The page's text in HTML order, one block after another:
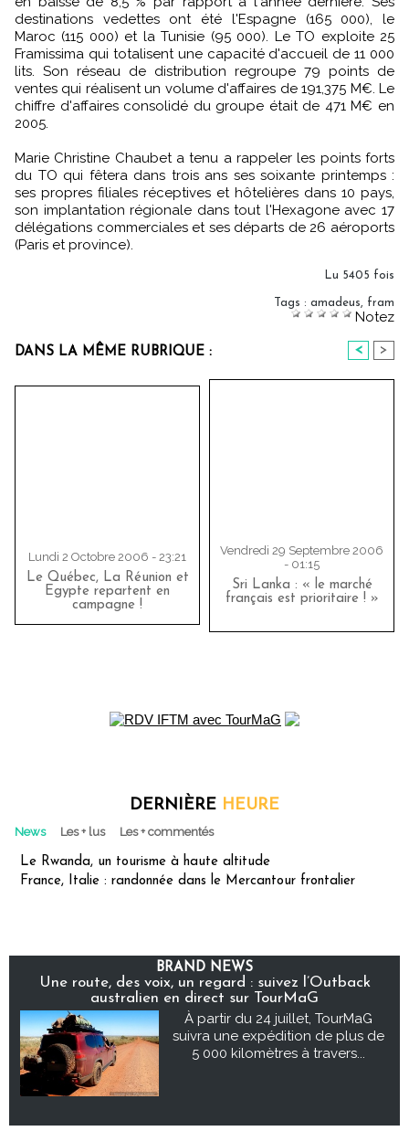
destinations vedettes ont été l'Espagne (165 000), le
Maroc (115 000) et la Tunisie (95 000). Le TO exploite 25
Framissima qui totalisent une capacité d'accueil de 11 000
lits. Son réseau de distribution regroupe 79 points de
ventes qui réalisent un volume d'affaires de 191,375 M€. Le
chiffre d'affaires consolidé du groupe était de 471 M€ en
2005.
Marie Christine Chaubet a tenu a rappeler les points forts
du TO qui fêtera dans trois ans ses soixante printemps :
ses propres filiales réceptives et hôtelières dans 10 pays,
son implantation régionale dans tout l'Hexagone avec 17
délégations commerciales et ses départs de 26 aéroports
(Paris et province).
Lu 5405 fois
Tags : amadeus, fram
Notez
DANS LA MÊME RUBRIQUE : < >
Lundi 2 Octobre 2006 - 23:21
Le Québec, La Réunion et
Egypte repartent en
campagne !
Vendredi 29 Septembre 2006
- 01:15
Sri Lanka : « le marché
français est prioritaire ! »
DERNIÈRE HEURE
News Les + lus Les + commentés
Le Rwanda, un tourisme à haute altitude
France, Italie : randonnée dans le Mercantour frontalier
BRAND NEWS
Une route, des voix, un regard : suivez l’Outback
australien en direct sur TourMaG
À partir du 24 juillet, TourMaG
suivra une expédition de plus de
5 000 kilomètres à travers...